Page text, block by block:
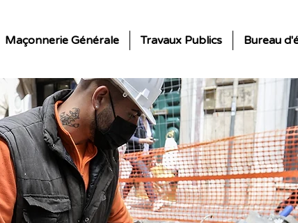
Maçonnerie Générale Travaux Publics Bureau